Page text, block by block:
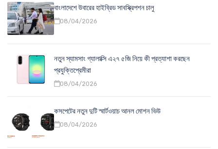
বাংলাদেশে উবারের হাইব্রিড সাবস্ক্রিপশন চালু
08/04/2026
নতুন স্যামসাং গ্যালাক্সি এ২৭ ৫জি নিয়ে কী প্রত্যাশা করছেন
প্রযুক্তিপ্রেমীরা
08/04/2026
কসপেটের নতুন দুটি স্মার্টওয়াচ আনল মোশন ভিউ
08/04/2026